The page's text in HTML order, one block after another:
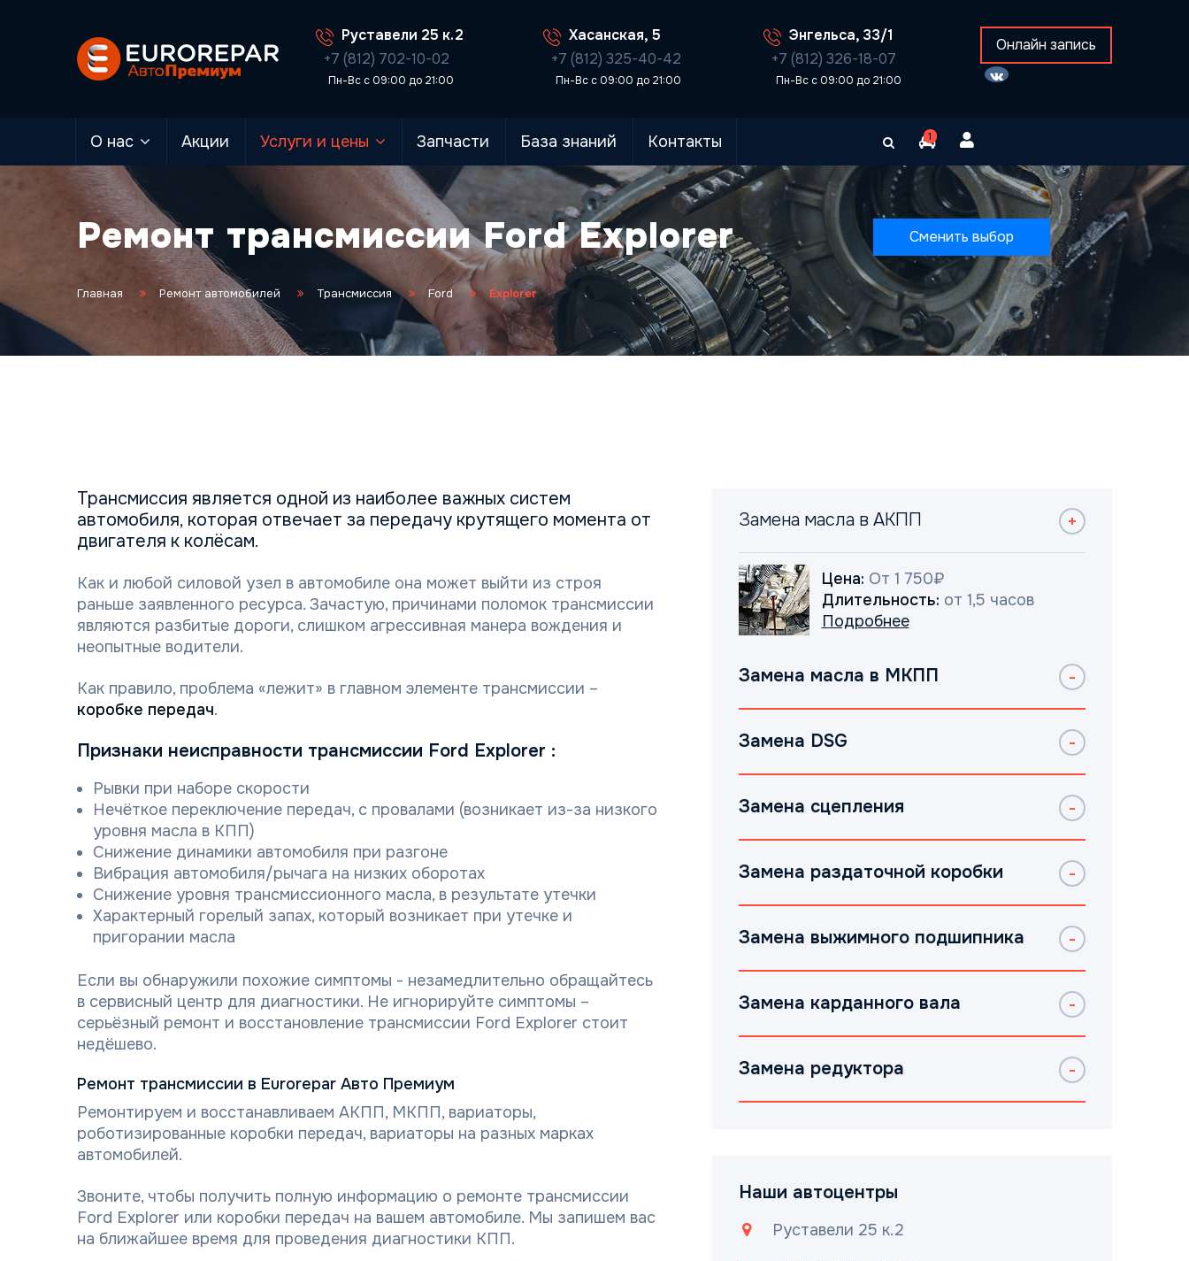
Руставели 25 к.2
+7 (812) 702-10-02
Пн-Вс с 09:00 до 21:00
Хасанская, 5
+7 (812) 325-40-42
Пн-Вс с 09:00 до 21:00
Энгельса, 33/1
+7 (812) 326-18-07
Пн-Вс с 09:00 до 21:00
Онлайн запись
О нас Акции Услуги и цены Запчасти База знаний Контакты 1
Ремонт трансмиссии Ford Explorer Сменить выбор
Главная Ремонт автомобилей Трансмиссия Ford Explorer
Трансмиссия является одной из наиболее важных систем
автомобиля, которая отвечает за передачу крутящего момента от
двигателя к колёсам.
Как и любой силовой узел в автомобиле она может выйти из строя
раньше заявленного ресурса. Зачастую, причинами поломок трансмиссии
являются разбитые дороги, слишком агрессивная манера вождения и
неопытные водители.
Как правило, проблема «лежит» в главном элементе трансмиссии –
коробке передач.
Признаки неисправности трансмиссии Ford Explorer :
Рывки при наборе скорости
Нечёткое переключение передач, с провалами (возникает из-за низкого
уровня масла в КПП)
Снижение динамики автомобиля при разгоне
Вибрация автомобиля/рычага на низких оборотах
Снижение уровня трансмиссионного масла, в результате утечки
Характерный горелый запах, который возникает при утечке и
пригорании масла
Если вы обнаружили похожие симптомы - незамедлительно обращайтесь
в сервисный центр для диагностики. Не игнорируйте симптомы –
серьёзный ремонт и восстановление трансмиссии Ford Explorer стоит
недёшево.
Ремонт трансмиссии в Eurorepar Авто Премиум
Ремонтируем и восстанавливаем АКПП, МКПП, вариаторы,
роботизированные коробки передач, вариаторы на разных марках
автомобилей.
Звоните, чтобы получить полную информацию о ремонте трансмиссии
Ford Explorer или коробки передач на вашем автомобиле. Мы запишем вас
на ближайшее время для проведения диагностики КПП.
Замена масла в АКПП
Цена: От 1 750₽
Длительность: от 1,5 часов
Подробнее
Замена масла в МКПП
Замена DSG
Замена сцепления
Замена раздаточной коробки
Замена выжимного подшипника
Замена карданного вала
Замена редуктора
Наши автоцентры
Руставели 25 к.2